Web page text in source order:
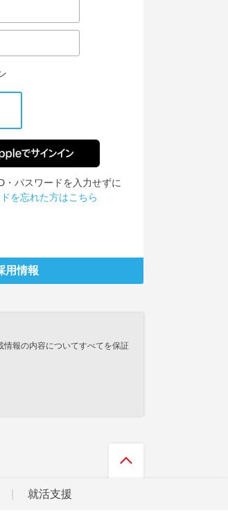
パスワードを入力せずに
を忘れた方はこちら
用情報
報の内容についてすべてを保証
就活支援